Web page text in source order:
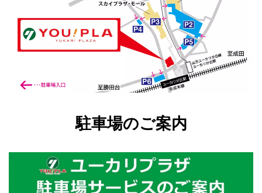
駐車場のご案内